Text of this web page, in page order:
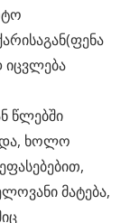
იცვლება
წლებში
ხოლო
მატება,